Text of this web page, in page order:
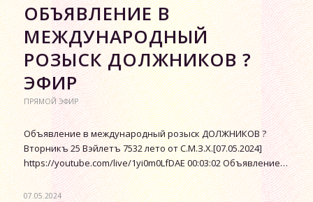
ОБЪЯВЛЕНИЕ В
МЕЖДУНАРОДНЫЙ
РОЗЫСК ДОЛЖНИКОВ ?
ЭФИР
ПРЯМОЙ ЭФИР
Объявление в международный розыск ДОЛЖНИКОВ ?
Вторникъ 25 Вэйлетъ 7532 лето от С.М.З.Х.[07.05.2024]
https://youtube.com/live/1yi0m0LfDAE 00:03:02 Объявление…
07.05.2024